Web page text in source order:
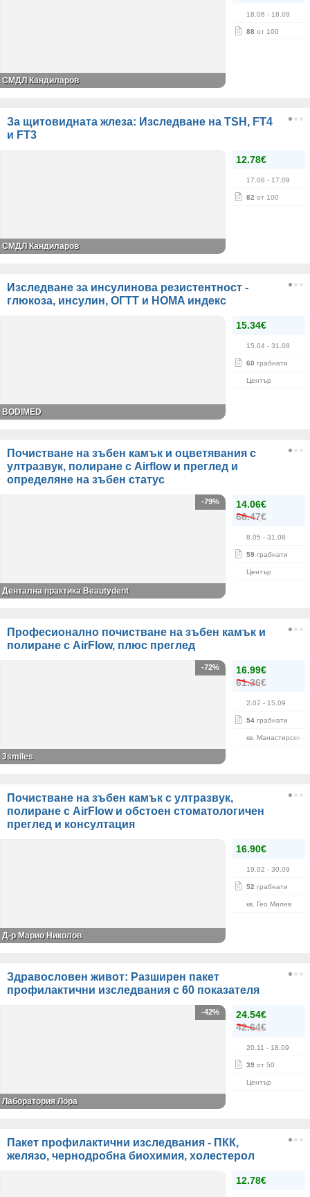
18.06 - 18.09
88 от 100
СМДЛ Кандиларов
За щитовидната жлеза: Изследване на TSH, FT4
и FT3
12.78€
17.06 - 17.09
82 от 100
СМДЛ Кандиларов
Изследване за инсулинова резистентност -
глюкоза, инсулин, ОГТТ и HOMA индекс
15.34€
15.04 - 31.08
60 грабнати
Център
BODIMED
Почистване на зъбен камък и оцветявания с
ултразвук, полиране с Airflow и преглед и
определяне на зъбен статус
14.06€
66.47€
8.05 - 31.08
59 грабнати
Център
-79%
Дентална практика Beautydent
Професионално почистване на зъбен камък и
полиране с AirFlow, плюс преглед
16.99€
61.36€
2.07 - 15.09
54 грабнати
кв. Манастирски
-72%
3smiles
Почистване на зъбен камък с ултразвук,
полиране с AirFlow и обстоен стоматологичен
преглед и консултация
16.90€
19.02 - 30.09
52 грабнати
кв. Гео Милев
Д-р Марио Николов
Здравословен живот: Разширен пакет
профилактични изследвания с 60 показателя
24.54€
42.64€
20.11 - 18.09
39 от 50
Център
-42%
Лаборатория Лора
Пакет профилактични изследвания - ПКК,
желязо, чернодробна биохимия, холестерол
12.78€